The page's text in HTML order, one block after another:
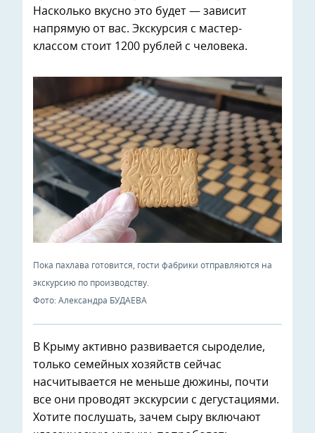
Насколько вкусно это будет — зависит
напрямую от вас. Экскурсия с мастер-
классом стоит 1200 рублей с человека.
Пока пахлава готовится, гости фабрики отправляются на
экскурсию по производству.
Фото: Александра БУДАЕВА
В Крыму активно развивается сыроделие,
только семейных хозяйств сейчас
насчитывается не меньше дюжины, почти
все они проводят экскурсии с дегустациями.
Хотите послушать, зачем сыру включают